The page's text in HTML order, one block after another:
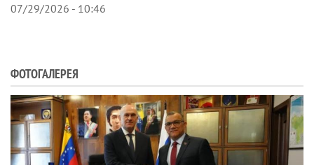
07/29/2026 - 10:46
ФОТОГАЛЕРЕЯ